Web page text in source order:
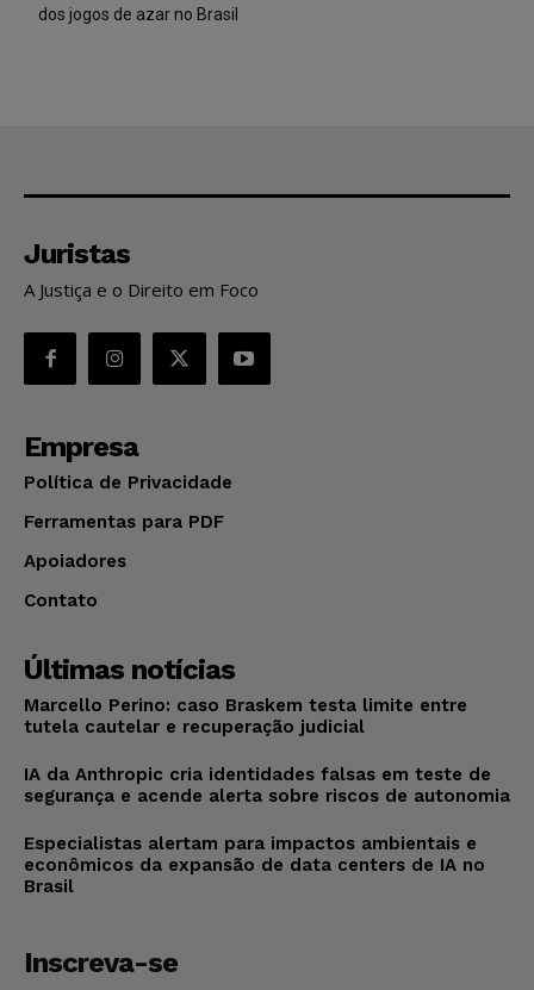
dos jogos de azar no Brasil
Juristas
A Justiça e o Direito em Foco
Empresa
Política de Privacidade
Ferramentas para PDF
Apoiadores
Contato
Últimas notícias
Marcello Perino: caso Braskem testa limite entre
tutela cautelar e recuperação judicial
IA da Anthropic cria identidades falsas em teste de
segurança e acende alerta sobre riscos de autonomia
Especialistas alertam para impactos ambientais e
econômicos da expansão de data centers de IA no
Brasil
Inscreva-se